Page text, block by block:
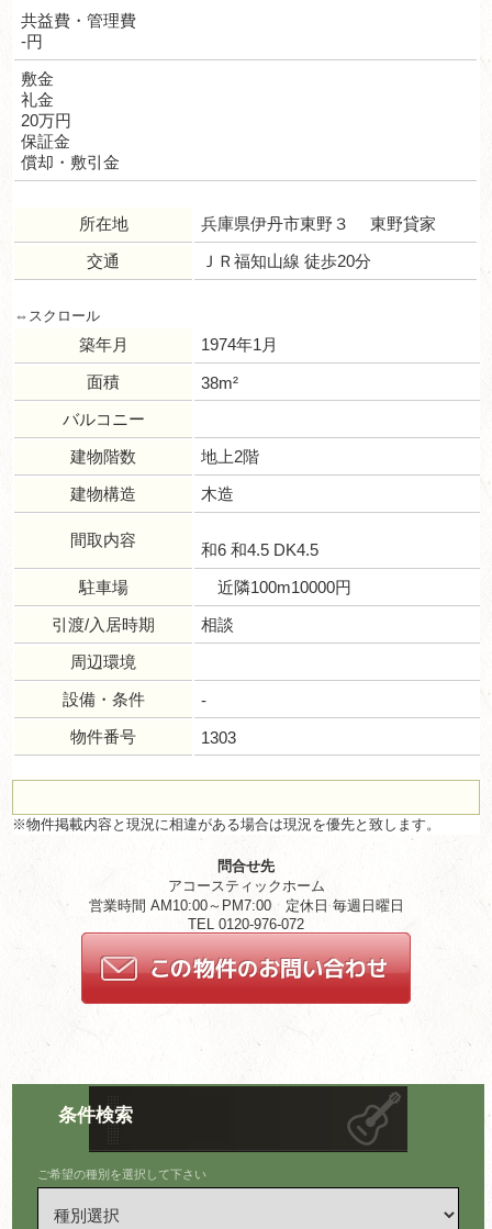
条件検索
ご希望の種別を選択して下さい
共益費・管理費
-円
敷金
礼金
20万円
保証金
償却・敷引金
所在地
兵庫県伊丹市東野３ 東野貸家
交通
ＪＲ福知山線 徒歩20分
築年月
1974年1月
面積
38m²
バルコニー
建物階数
地上2階
建物構造
木造
間取内容
和6 和4.5 DK4.5
駐車場
近隣100m10000円
引渡/入居時期
相談
周辺環境
設備・条件
-
物件番号
1303
※物件掲載内容と現況に相違がある場合は現況を優先と致します。
問合せ先
アコースティックホーム
営業時間 AM10:00～PM7:00 定休日 毎週日曜日
TEL 0120-976-072